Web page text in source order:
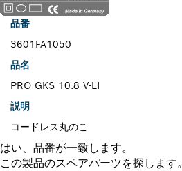
品番
3601FA1050
品名
PRO GKS 10.8 V-LI
説明
コードレス丸のこ
はい、品番が一致します。
この製品のスペアパーツを探します。